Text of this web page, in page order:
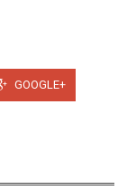
GOOGLE+